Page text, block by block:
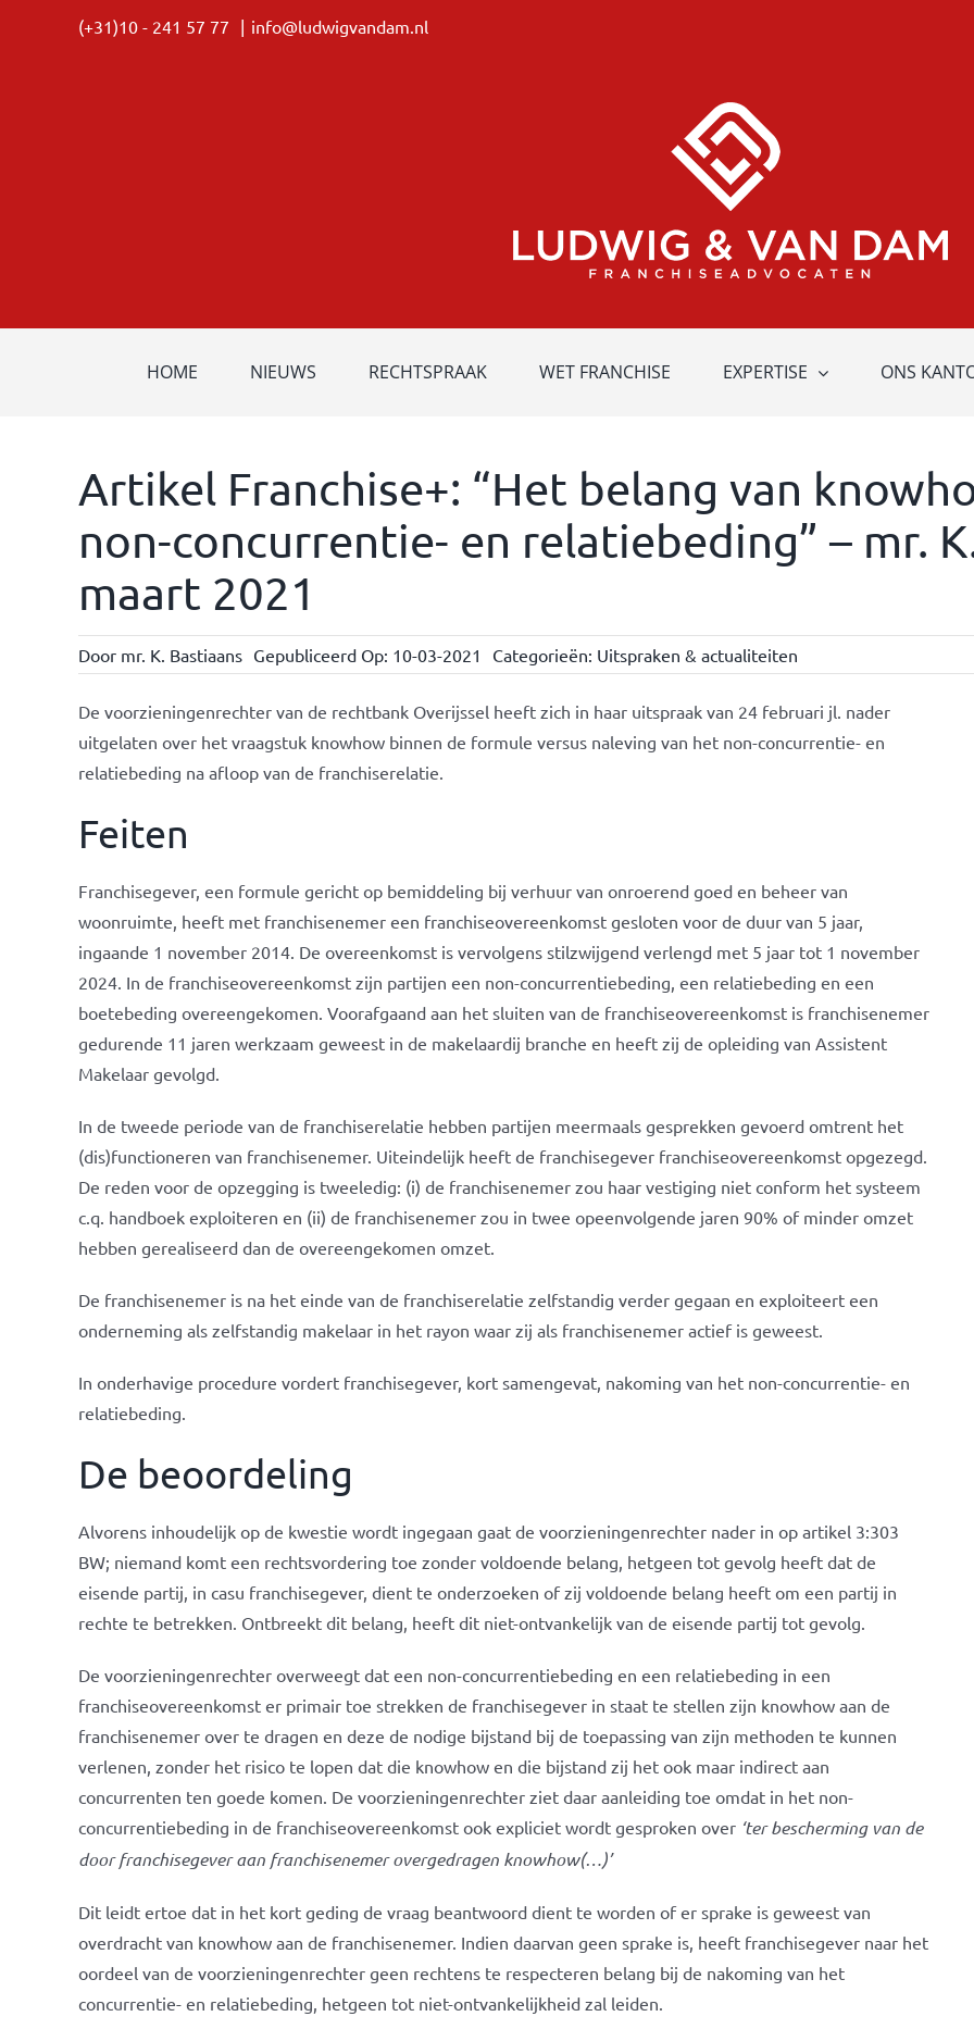
(+31)10 - 241 57 77 | info@ludwigvandam.nl
HOME NIEUWS RECHTSPRAAK WET FRANCHISE EXPERTISE ONS
Artikel Franchise+: “Het belang van
non-concurrentie- en relatiebeding” – mr.
maart 2021
Door mr. K. Bastiaans Gepubliceerd Op: 10-03-2021 Categorieën: Uitspraken & actualiteiten
De voorzieningenrechter van de rechtbank Overijssel heeft zich in haar uitspraak van 24 februari jl. nader
uitgelaten over het vraagstuk knowhow binnen de formule versus naleving van het non-concurrentie- en
relatiebeding na afloop van de franchiserelatie.
Feiten
Franchisegever, een formule gericht op bemiddeling bij verhuur van onroerend goed en beheer van
woonruimte, heeft met franchisenemer een franchiseovereenkomst gesloten voor de duur van 5 jaar,
ingaande 1 november 2014. De overeenkomst is vervolgens stilzwijgend verlengd met 5 jaar tot 1 november
2024. In de franchiseovereenkomst zijn partijen een non-concurrentiebeding, een relatiebeding en een
boetebeding overeengekomen. Voorafgaand aan het sluiten van de franchiseovereenkomst is franchisenemer
gedurende 11 jaren werkzaam geweest in de makelaardij branche en heeft zij de opleiding van Assistent
Makelaar gevolgd.
In de tweede periode van de franchiserelatie hebben partijen meermaals gesprekken gevoerd omtrent het
(dis)functioneren van franchisenemer. Uiteindelijk heeft de franchisegever franchiseovereenkomst opgezegd.
De reden voor de opzegging is tweeledig: (i) de franchisenemer zou haar vestiging niet conform het systeem
c.q. handboek exploiteren en (ii) de franchisenemer zou in twee opeenvolgende jaren 90% of minder omzet
hebben gerealiseerd dan de overeengekomen omzet.
De franchisenemer is na het einde van de franchiserelatie zelfstandig verder gegaan en exploiteert een
onderneming als zelfstandig makelaar in het rayon waar zij als franchisenemer actief is geweest.
In onderhavige procedure vordert franchisegever, kort samengevat, nakoming van het non-concurrentie- en
relatiebeding.
De beoordeling
Alvorens inhoudelijk op de kwestie wordt ingegaan gaat de voorzieningenrechter nader in op artikel 3:303
BW; niemand komt een rechtsvordering toe zonder voldoende belang, hetgeen tot gevolg heeft dat de
eisende partij, in casu franchisegever, dient te onderzoeken of zij voldoende belang heeft om een partij in
rechte te betrekken. Ontbreekt dit belang, heeft dit niet-ontvankelijk van de eisende partij tot gevolg.
De voorzieningenrechter overweegt dat een non-concurrentiebeding en een relatiebeding in een
franchiseovereenkomst er primair toe strekken de franchisegever in staat te stellen zijn knowhow aan de
franchisenemer over te dragen en deze de nodige bijstand bij de toepassing van zijn methoden te kunnen
verlenen, zonder het risico te lopen dat die knowhow en die bijstand zij het ook maar indirect aan
concurrenten ten goede komen. De voorzieningenrechter ziet daar aanleiding toe omdat in het non-
concurrentiebeding in de franchiseovereenkomst ook expliciet wordt gesproken over ‘ter bescherming van de
door franchisegever aan franchisenemer overgedragen knowhow(…)’
Dit leidt ertoe dat in het kort geding de vraag beantwoord dient te worden of er sprake is geweest van
overdracht van knowhow aan de franchisenemer. Indien daarvan geen sprake is, heeft franchisegever naar het
oordeel van de voorzieningenrechter geen rechtens te respecteren belang bij de nakoming van het
concurrentie- en relatiebeding, hetgeen tot niet-ontvankelijkheid zal leiden.